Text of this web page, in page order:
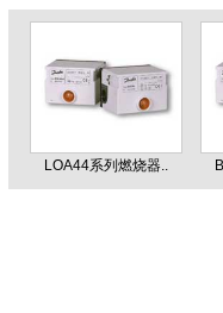
LOA44系列燃烧器..